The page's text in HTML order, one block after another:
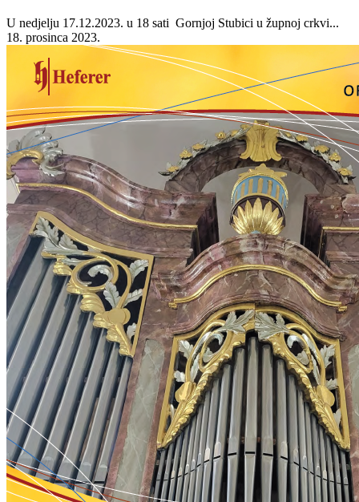
U nedjelju 17.12.2023. u 18 sati Gornjoj Stubici u župnoj crkvi...
18. prosinca 2023.